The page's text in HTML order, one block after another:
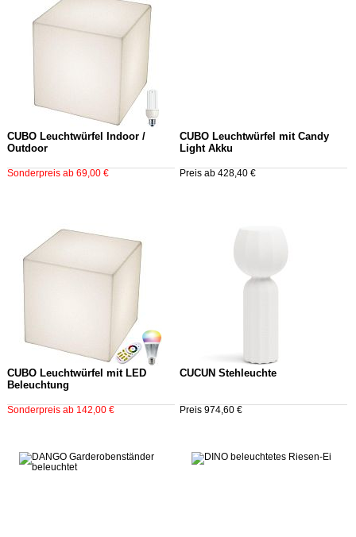
CUBO Leuchtwürfel Indoor /
Outdoor
Sonderpreis ab 69,00 €
CUBO Leuchtwürfel mit Candy
Light Akku
Preis ab 428,40 €
CUBO Leuchtwürfel mit LED
Beleuchtung
Sonderpreis ab 142,00 €
CUCUN Stehleuchte
Preis 974,60 €